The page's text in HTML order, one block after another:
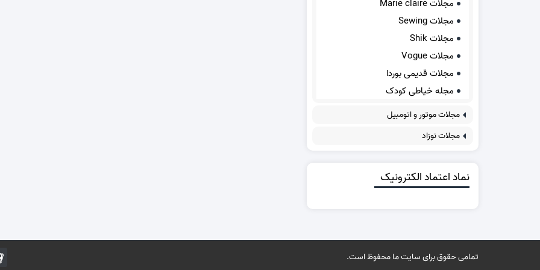
مجلات Marie claire
مجلات Sewing
مجلات Shik
مجلات Vogue
مجلات قدیمی بوردا
مجله خیاطی کودک
مجلات موتور و اتومبیل
مجلات نوزاد
نماد اعتماد الکترونیک
تمامی حقوق برای سایت ما محفوظ است.